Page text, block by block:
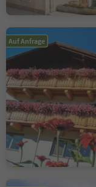
Auf Anfrage